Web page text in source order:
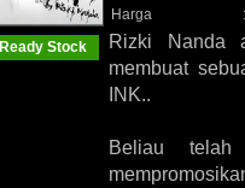
Ready Stock
Harga
:
Rizki Nanda
membuat
INK..
Beliau telah